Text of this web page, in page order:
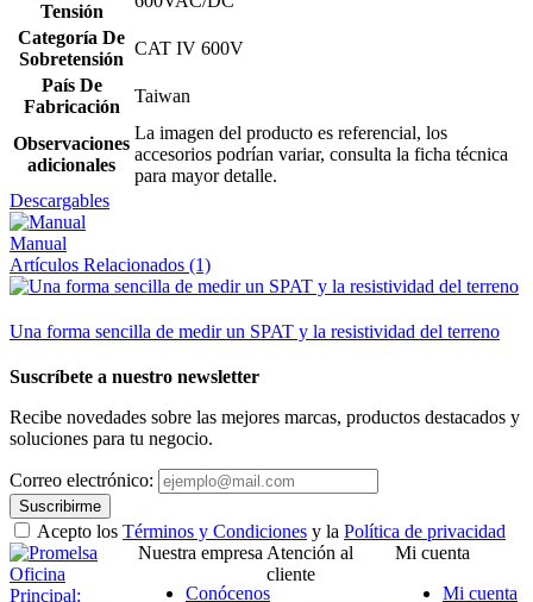
Tensión
Categoría De
Sobretensión
CAT IV 600V
País De
Fabricación
Taiwan
Observaciones
adicionales
La imagen del producto es referencial, los
accesorios podrían variar, consulta la ficha técnica
para mayor detalle.
Descargables
Manual
Artículos Relacionados (1)
Una forma sencilla de medir un SPAT y la resistividad del terreno
Suscríbete a nuestro newsletter
Recibe novedades sobre las mejores marcas, productos destacados y
soluciones para tu negocio.
Correo electrónico:
Suscribirme
Acepto los Términos y Condiciones y la Política de privacidad
Oficina
Principal:
Nuestra empresa
Conócenos
Atención al
cliente
Mi cuenta
Mi cuenta